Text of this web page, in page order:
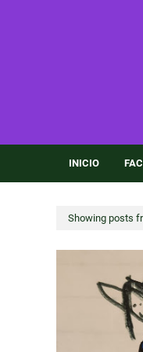
INICIO
Showing posts